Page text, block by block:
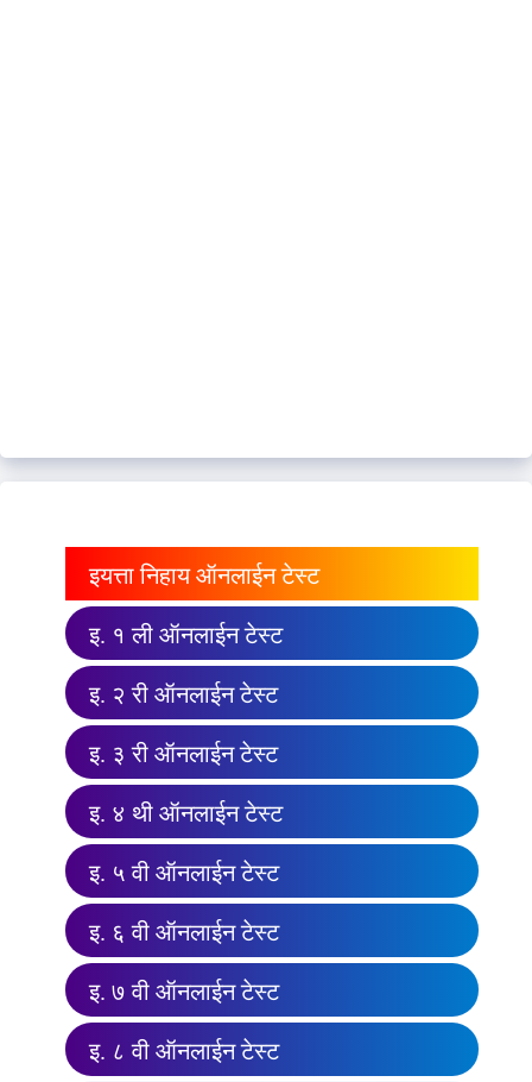
इयत्ता निहाय ऑनलाईन टेस्ट
इ. १ ली ऑनलाईन टेस्ट
इ. २ री ऑनलाईन टेस्ट
इ. ३ री ऑनलाईन टेस्ट
इ. ४ थी ऑनलाईन टेस्ट
इ. ५ वी ऑनलाईन टेस्ट
इ. ६ वी ऑनलाईन टेस्ट
इ. ७ वी ऑनलाईन टेस्ट
इ. ८ वी ऑनलाईन टेस्ट